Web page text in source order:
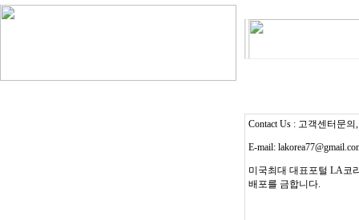
Contact Us : 고객센터문의
E-mail:
미국최대 대표포털 LA코
배포를 금합니다.